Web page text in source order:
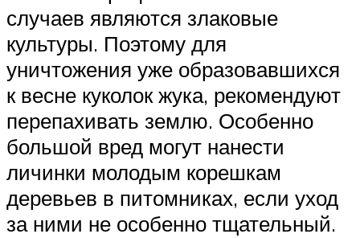
случаев являются злаковые
культуры. Поэтому для
уничтожения уже образовавшихся
к весне куколок жука, рекомендуют
перепахивать землю. Особенно
большой вред могут нанести
личинки молодым корешкам
деревьев в питомниках, если уход
за ними не особенно тщательный.